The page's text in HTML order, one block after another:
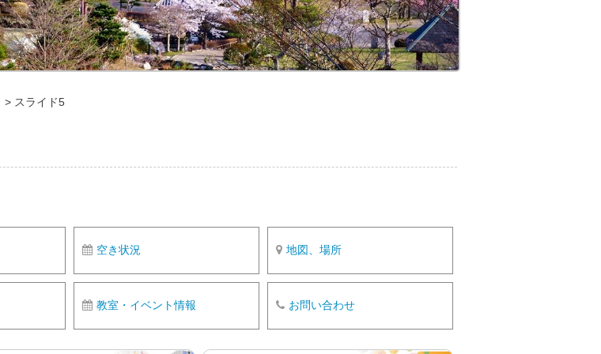
> スライド5
空き状況 地図、場所
教室・イベント情報 お問い合わせ